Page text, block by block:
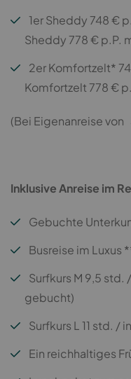
1er Sheddy 748 €
Sheddy 778 € p.P.
2er Komfortzelt*
Komfortzelt 778 €
(Bei Eigenanreise
Inklusive Anreise im
Gebuchte
Busreise im
Surfkurs M 9,5
gebucht)
Surfkurs L 11 std.
Ein reichhaltiges